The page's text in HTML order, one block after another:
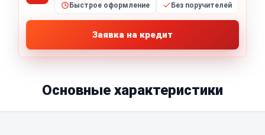
Быстрое оформление Без поручителей
Заявка на кредит
Основные характеристики